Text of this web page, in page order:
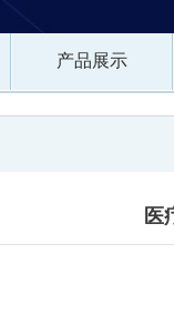
产品展示
医